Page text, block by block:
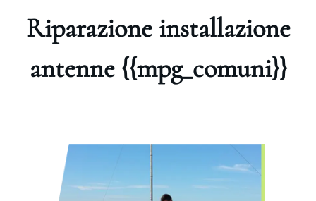
Riparazione installazione
antenne {{mpg_comuni}}